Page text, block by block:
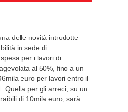
delle novità introdotte
in sede di
per i lavori di
al 50%, fino a un
euro per lavori entro il
Quella per gli arredi, su un
di 10mila euro, sarà